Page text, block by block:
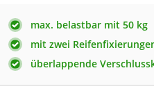
max. belastbar mit 50 kg
mit zwei
überlappende